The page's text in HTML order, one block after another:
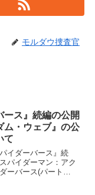
モルダウ捜査官
ース』続編の公開
ム・ウェブ』の公
て
イダーバース』続
パイダーマン：アク
ーバース(パート